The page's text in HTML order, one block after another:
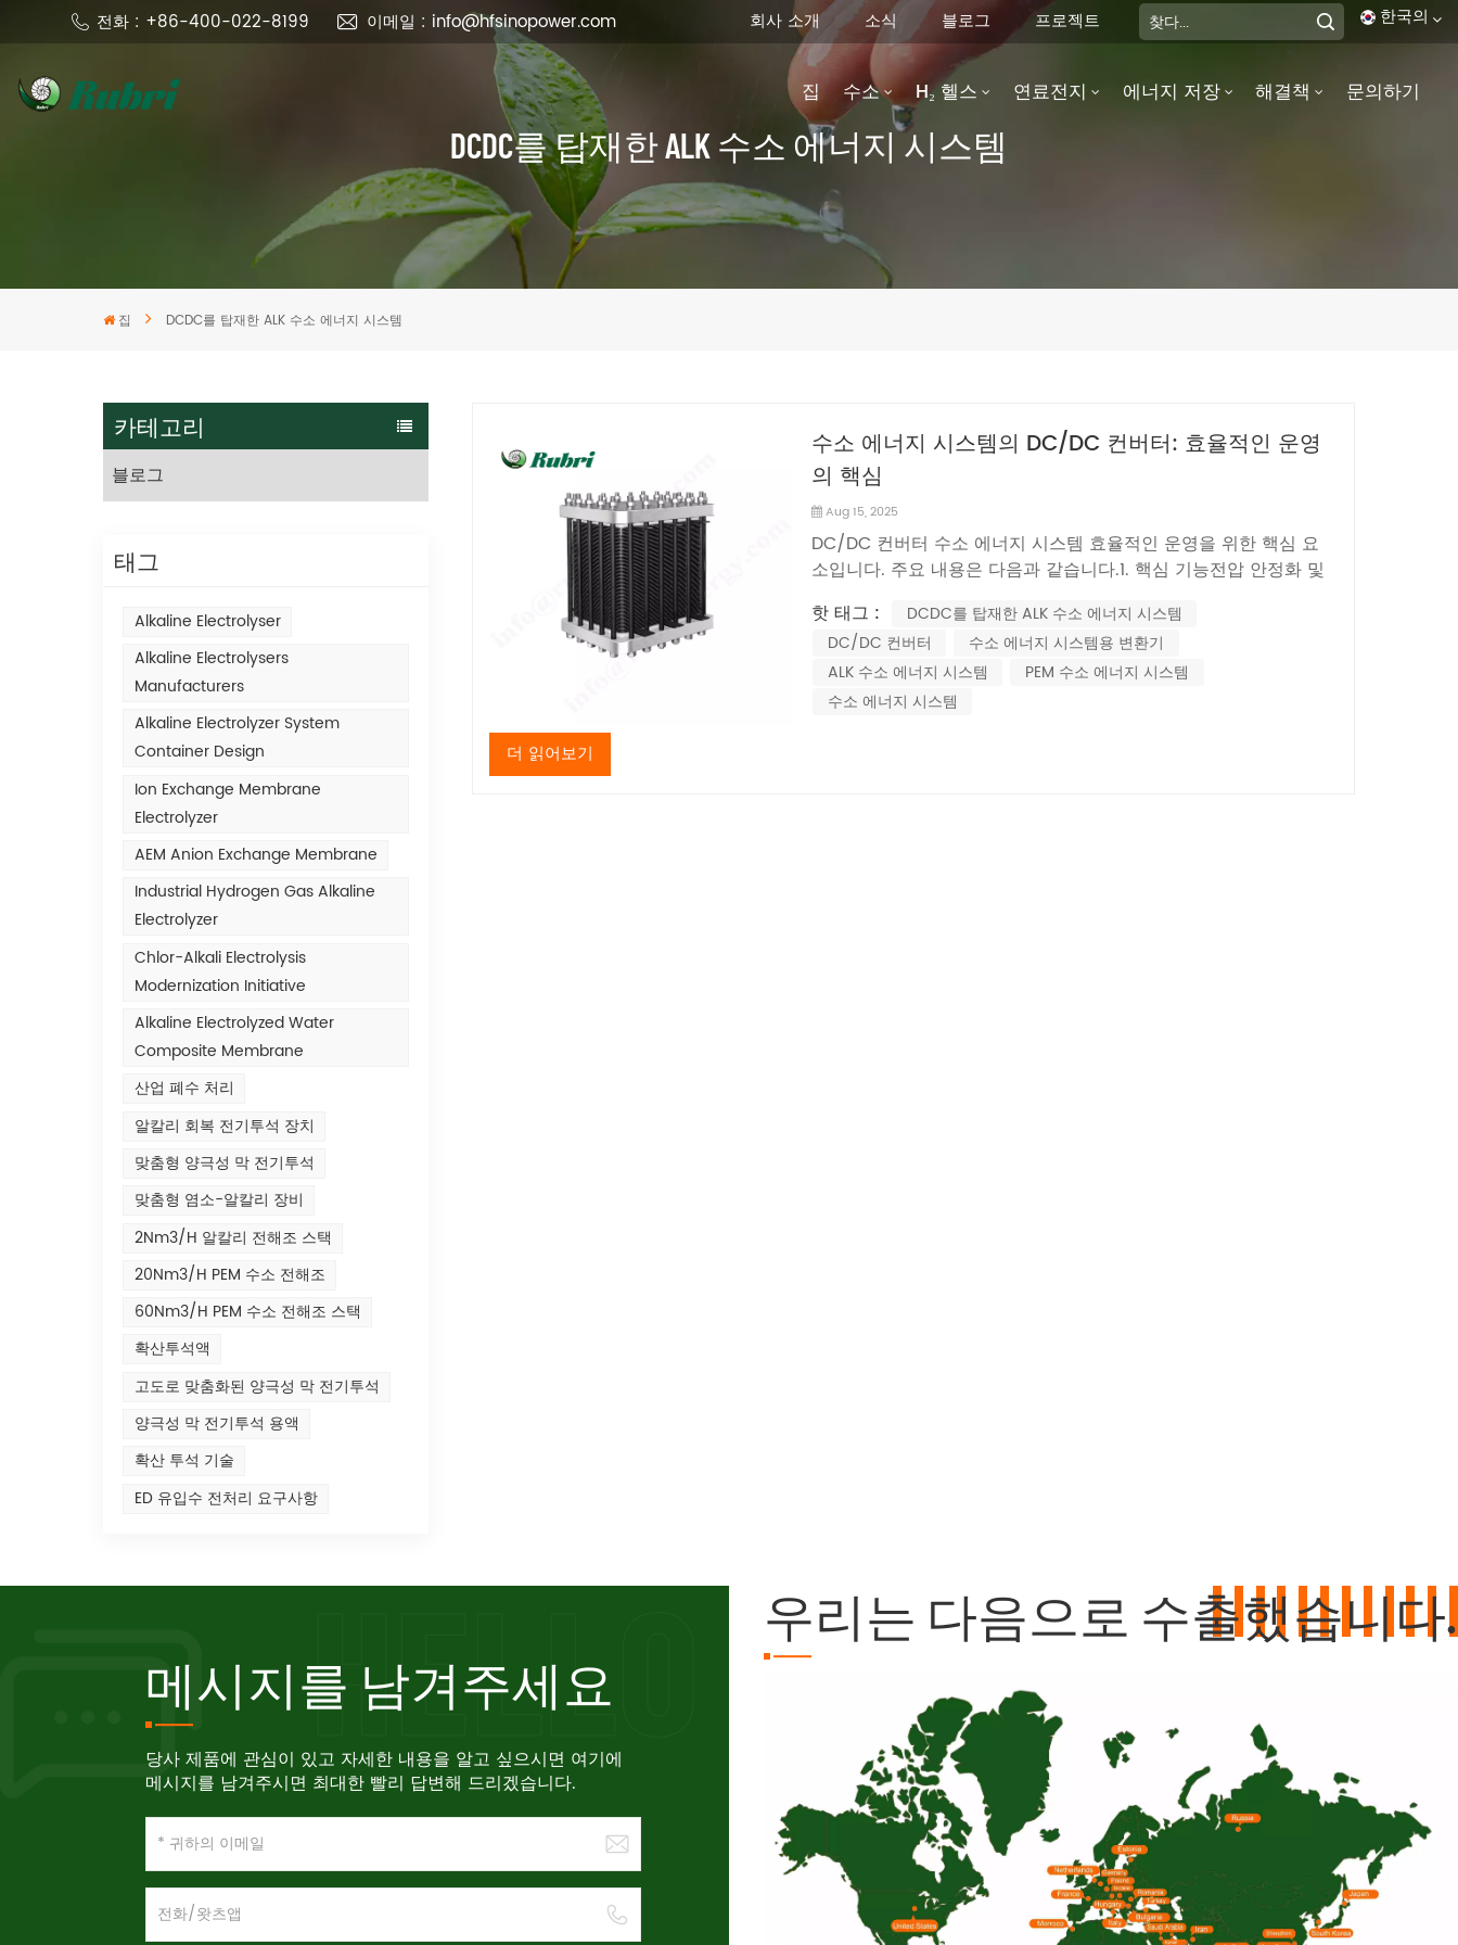
전화 : +86-400-022-8199 이메일 : info@hfsinopower.com 한국의
العربية
한국의
회사 소개 소식 블로그 프로젝트
집 수소 H₂ 헬스 연료전지 에너지 저장 해결책 문의하기
DCDC를 탑재한 ALK 수소 에너지 시스템
집 DCDC를 탑재한 ALK 수소 에너지 시스템
카테고리
블로그
태그
Alkaline Electrolyser
Alkaline Electrolysers
Manufacturers
Alkaline Electrolyzer System
Container Design
Ion Exchange Membrane
Electrolyzer
AEM Anion Exchange Membrane
Industrial Hydrogen Gas Alkaline
Electrolyzer
Chlor-Alkali Electrolysis
Modernization Initiative
Alkaline Electrolyzed Water
Composite Membrane
산업 폐수 처리
알칼리 회복 전기투석 장치
맞춤형 양극성 막 전기투석
맞춤형 염소-알칼리 장비
2Nm3/h 알칼리 전해조 스택
20Nm3/h PEM 수소 전해조
60Nm3/h PEM 수소 전해조 스택
확산투석액
고도로 맞춤화된 양극성 막 전기투석
양극성 막 전기투석 용액
확산 투석 기술
ED 유입수 전처리 요구사항
수소 에너지 시스템의 DC/DC 컨버터: 효율적인 운영
의 핵심
Aug 15, 2025
DC/DC 컨버터 수소 에너지 시스템 효율적인 운영을 위한 핵심 요
소입니다. 주요 내용은 다음과 같습니다.1. 핵심 기능전압 안정화 및
DC/DC 컨버터는 이 전압을 안정적인 DC 전압으로 변환하여 전원
배터리를 충전하고 고전압 버스에 전력을 공급하는 데 필요...
핫 태그 :
DCDC를 탑재한 ALK 수소 에너지 시스템
DC/DC 컨버터
수소 에너지 시스템용 변환기
ALK 수소 에너지 시스템
PEM 수소 에너지 시스템
수소 에너지 시스템
더 읽어보기
메시지를 남겨주세요
당사 제품에 관심이 있고 자세한 내용을 알고 싶으시면 여기에
메시지를 남겨주시면 최대한 빨리 답변해 드리겠습니다.
우리는 다음으로 수출했습니다.